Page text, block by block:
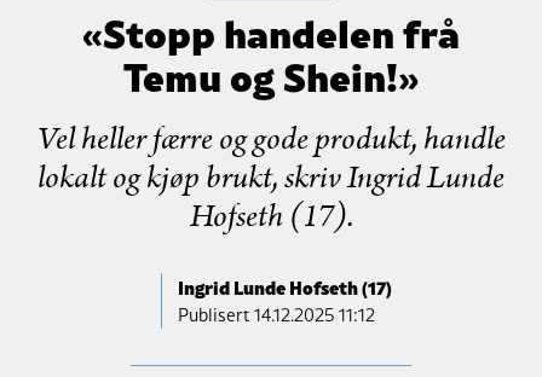
«Stopp handelen frå
Temu og Shein!»
Vel heller færre og gode produkt, handle
lokalt og kjøp brukt, skriv Ingrid Lunde
Hofseth (17).
Ingrid Lunde Hofseth (17)
Publisert14.12.2025 11:12